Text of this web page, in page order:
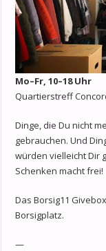
Mo–Fr, 10–18 Uhr
Quartierstreff
Dinge, die Du nicht
gebrauchen. Und
würden vielleicht Dir
Schenken macht frei!
Das Borsig11
Borsigplatz.
—